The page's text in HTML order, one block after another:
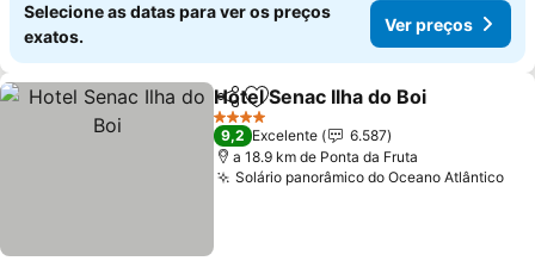
Selecione as datas para ver os preços
exatos.
Ver preços
PartilharAdicionar aos favoritos
Hotel Senac Ilha do Boi
4 Estrelas
9,2 Excelente
6.587
a 18.9 km de Ponta da Fruta
Solário panorâmico do Oceano Atlântico